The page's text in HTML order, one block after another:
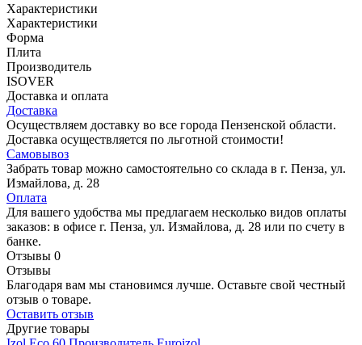
Характеристики
Характеристики
Форма
Плита
Производитель
ISOVER
Доставка и оплата
Доставка
Осуществляем доставку во все города Пензенской области.
Доставка осуществляется по льготной стоимости!
Самовывоз
Забрать товар можно самостоятельно со склада в г. Пенза, ул.
Измайлова, д. 28
Оплата
Для вашего удобства мы предлагаем несколько видов оплаты
заказов: в офисе г. Пенза, ул. Измайлова, д. 28 или по счету в
банке.
Отзывы 0
Отзывы
Благодаря вам мы становимся лучше. Оставьте свой честный
отзыв о товаре.
Оставить отзыв
Другие товары